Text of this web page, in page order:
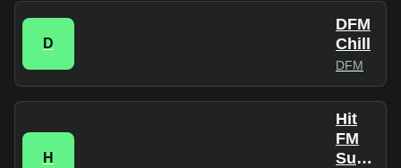
D
DFM
Chill
DFM
H
Hit
FM
Summer